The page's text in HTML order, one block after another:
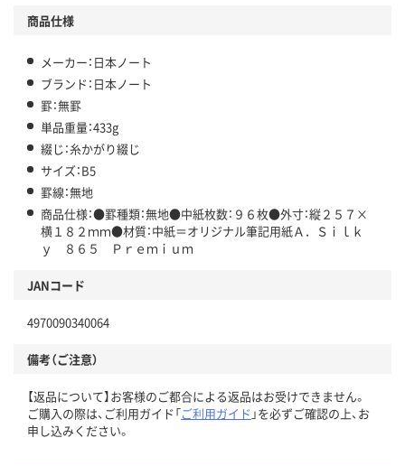
商品仕様
メーカー：日本ノート
ブランド：日本ノート
罫：無罫
単品重量：433g
綴じ：糸かがり綴じ
サイズ：B5
罫線：無地
商品仕様：●罫種類：無地●中紙枚数：９６枚●外寸：縦２５７×
横１８２ｍｍ●材質：中紙＝オリジナル筆記用紙Ａ．Ｓｉｌｋ
ｙ ８６５ Ｐｒｅｍｉｕｍ
JANコード
4970090340064
備考（ご注意）
【返品について】お客様のご都合による返品はお受けできません。
ご購入の際は、ご利用ガイド「ご利用ガイド 」を必ずご確認の上、お
申し込みください。